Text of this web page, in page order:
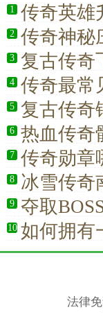
1 传奇英雄
2 传奇神秘
3 复古传奇
4 传奇最常
5 复古传奇
6 热血传奇
7 传奇勋章
8 冰雪传奇
9 夺取
10 如何拥有
法律